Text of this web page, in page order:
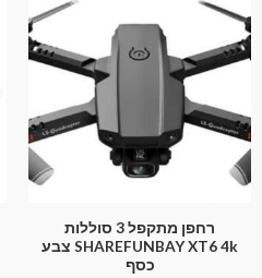
רחפן מתקפל 3 סוללות
SHAREFUNBAY XT6 4k צבע
כסף